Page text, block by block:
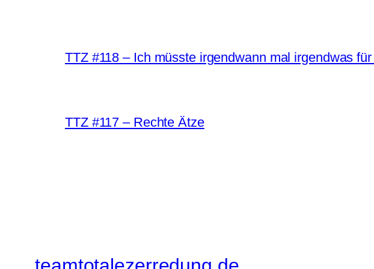
TTZ #118 – Ich müsste irgendwann mal irgendwas
TTZ #117 – Rechte Ätze